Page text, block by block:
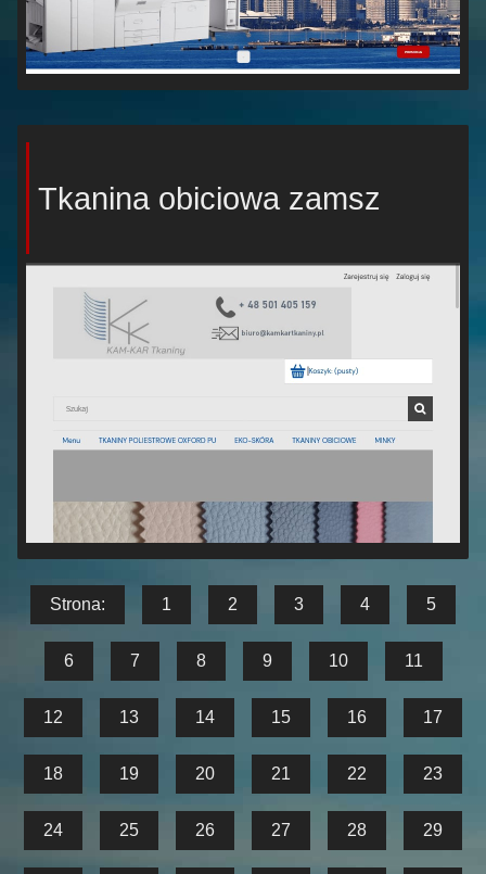
Tkanina obiciowa zamsz
Strona: 1 2 3 4 5
6 7 8 9 10 11
12 13 14 15 16 17
18 19 20 21 22 23
24 25 26 27 28 29